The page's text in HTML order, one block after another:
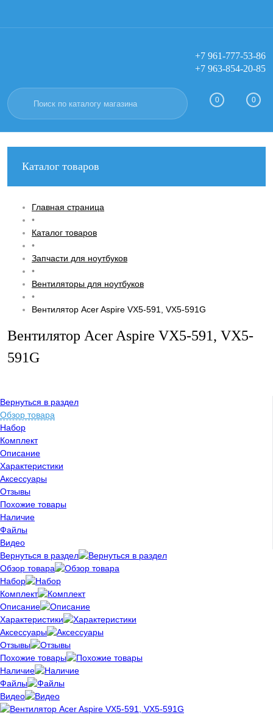
Вход Регистрация
+7 961-777-53-86
+7 963-854-20-85
0 0
Каталог товаров
Главная страница
•
Каталог товаров
•
Запчасти для ноутбуков
•
Вентиляторы для ноутбуков
•
Вентилятор Acer Aspire VX5-591, VX5-591G
Вентилятор Acer Aspire VX5-591, VX5-
591G
Вернуться в раздел
Обзор товара
Набор
Комплект
Описание
Характеристики
Аксессуары
Отзывы
Похожие товары
Наличие
Файлы
Видео
Вернуться в раздел
Обзор товара
Набор
Комплект
Описание
Характеристики
Аксессуары
Отзывы
Похожие товары
Наличие
Файлы
Видео